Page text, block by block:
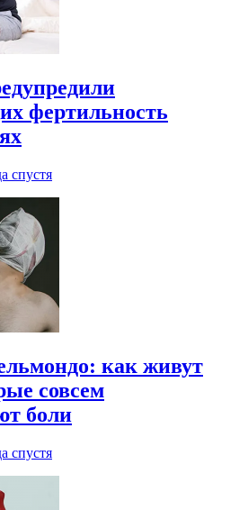
фертильность
спустя
как живут
совсем
боли
спустя